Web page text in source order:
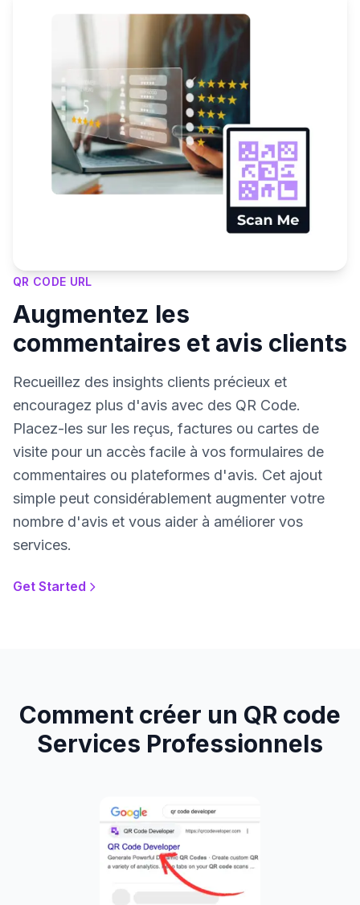
QR CODE URL
Augmentez les
commentaires et avis clients
Recueillez des insights clients précieux et
encouragez plus d'avis avec des QR Code.
Placez-les sur les reçus, factures ou cartes de
visite pour un accès facile à vos formulaires de
commentaires ou plateformes d'avis. Cet ajout
simple peut considérablement augmenter votre
nombre d'avis et vous aider à améliorer vos
services.
Get Started
Comment créer un QR code
Services Professionnels